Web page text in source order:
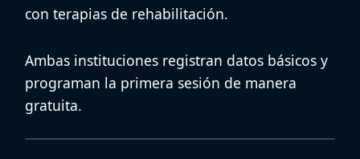
con terapias de rehabilitación.
Ambas instituciones registran datos básicos y
programan la primera sesión de manera
gratuita.